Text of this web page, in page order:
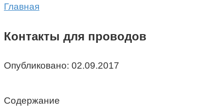
Главная
Контакты для проводов
Опубликовано: 02.09.2017
Содержание